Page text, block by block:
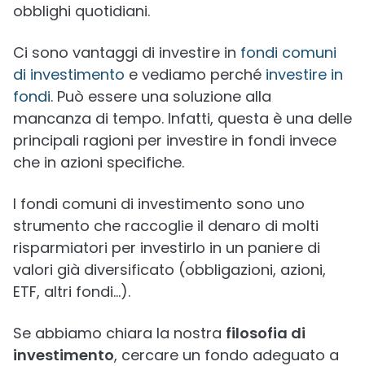
obblighi quotidiani.
Ci sono vantaggi di investire in fondi comuni
di investimento e vediamo perché investire in
fondi. Può essere una soluzione alla
mancanza di tempo. Infatti, questa è una delle
principali ragioni per investire in fondi invece
che in azioni specifiche.
I fondi comuni di investimento sono uno
strumento che raccoglie il denaro di molti
risparmiatori per investirlo in un paniere di
valori già diversificato (obbligazioni, azioni,
ETF, altri fondi…).
Se abbiamo chiara la nostra filosofia di
investimento, cercare un fondo adeguato a